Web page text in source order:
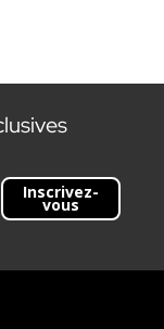
Inscrivez-
vous